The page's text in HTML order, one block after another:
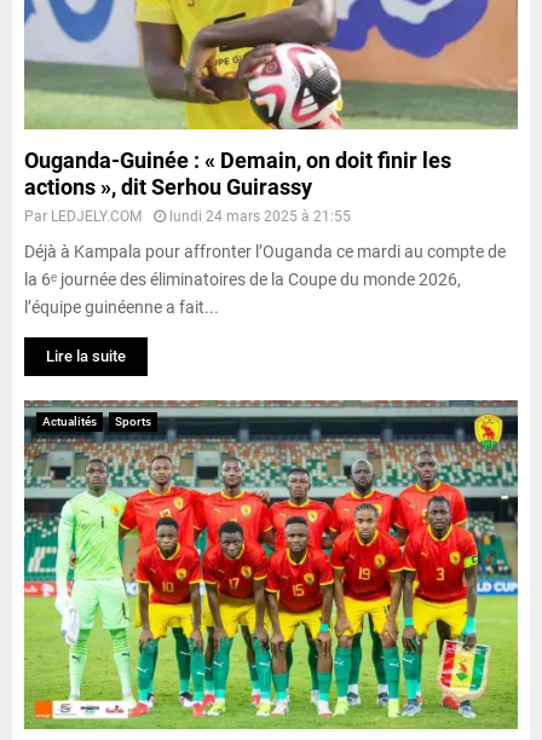
Ouganda-Guinée : « Demain, on doit finir les
actions », dit Serhou Guirassy
Par LEDJELY.COM lundi 24 mars 2025 à 21:55
Déjà à Kampala pour affronter l’Ouganda ce mardi au compte de
la 6ᵉ journée des éliminatoires de la Coupe du monde 2026,
l’équipe guinéenne a fait...
Lire la suite
Actualités Sports